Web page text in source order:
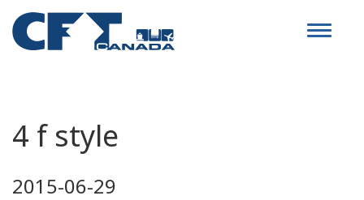
Toggle
4 f style
2015-06-29